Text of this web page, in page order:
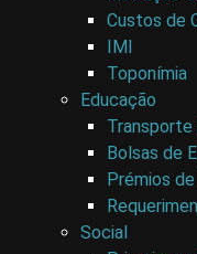
Custos de
IMI
Toponímia
Educação
Transporte
Bolsas de
Prémios
Social